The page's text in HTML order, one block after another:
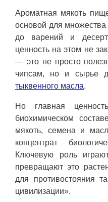
Ароматная мякоть
основой для множества
до варений и
ценность на этом не
— это не просто
чипсам, но и сырье
тыквенного масла.
Но главная
биохимическом
мякоть, семена и
концентрат
Ключевую роль
превращают это
для противостояния
цивилизации».